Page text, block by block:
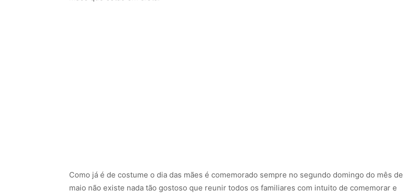
Como já é de costume o dia das mães é comemorado sempre no segundo domingo do mês de
maio não existe nada tão gostoso que reunir todos os familiares com intuito de comemorar e